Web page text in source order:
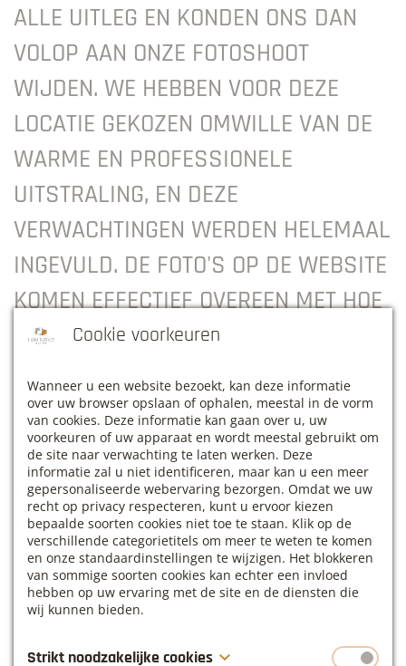
ALLE UITLEG EN KONDEN ONS DAN
VOLOP AAN ONZE FOTOSHOOT
WIJDEN. WE HEBBEN VOOR DEZE
LOCATIE GEKOZEN OMWILLE VAN DE
WARME EN PROFESSIONELE
UITSTRALING, EN DEZE
VERWACHTINGEN WERDEN HELEMAAL
INGEVULD. DE FOTO'S OP DE WEBSITE
KOMEN EFFECTIEF OVEREEN MET HOE
HET GEBOUW IS. HET WEER LIET NIET
VOOR EEN EVENT OF OPLEIDING IS
DEZE BIJ GOED WEER ZEKER EEN
MEERWAARDE! EEN PARELTJE IN
HAACHT, ZEKER DE MOEITE WAARD
OM TE ONTDEKKEN”.
Sandra Deboes, Eigenaar - HR voor KMO’S
Cookie voorkeuren
Wanneer u een website bezoekt, kan deze informatie
over uw browser opslaan of ophalen, meestal in de vorm
van cookies. Deze informatie kan gaan over u, uw
voorkeuren of uw apparaat en wordt meestal gebruikt om
de site naar verwachting te laten werken. Deze
informatie zal u niet identificeren, maar kan u een meer
gepersonaliseerde webervaring bezorgen. Omdat we uw
recht op privacy respecteren, kunt u ervoor kiezen
bepaalde soorten cookies niet toe te staan. Klik op de
verschillende categorietitels om meer te weten te komen
en onze standaardinstellingen te wijzigen. Het blokkeren
van sommige soorten cookies kan echter een invloed
hebben op uw ervaring met de site en de diensten die
wij kunnen bieden.
Strikt noodzakelijke cookies